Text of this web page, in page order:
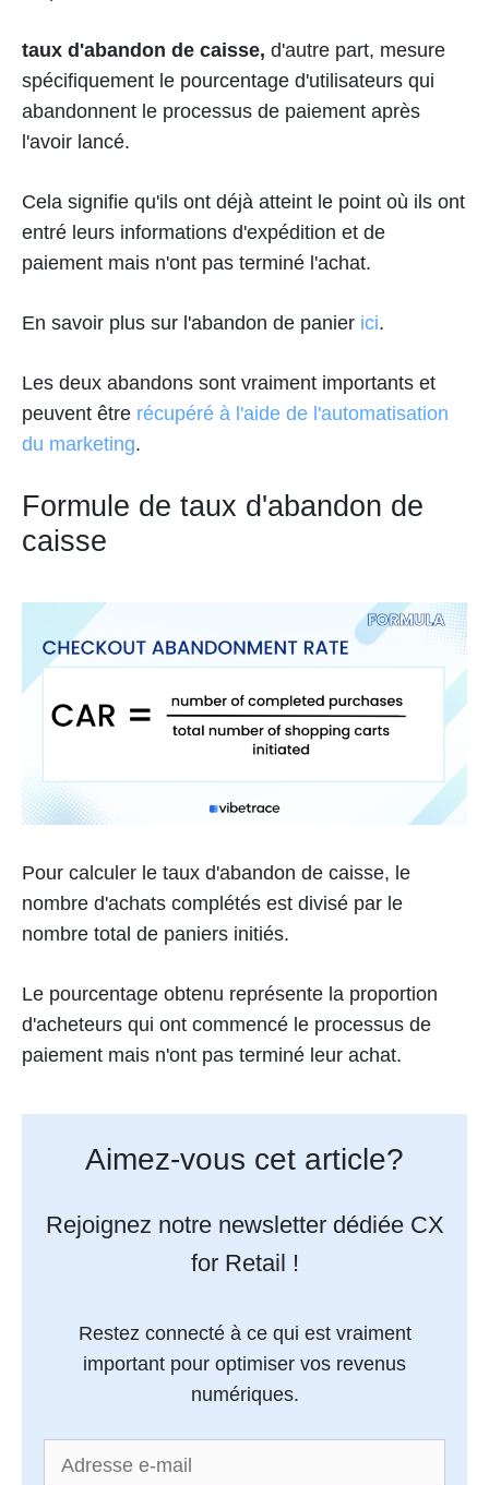
taux d'abandon de caisse, d'autre part, mesure
spécifiquement le pourcentage d'utilisateurs qui
abandonnent le processus de paiement après
l'avoir lancé.
Cela signifie qu'ils ont déjà atteint le point où ils ont
entré leurs informations d'expédition et de
paiement mais n'ont pas terminé l'achat.
En savoir plus sur l'abandon de panier ici.
Les deux abandons sont vraiment importants et
peuvent être récupéré à l'aide de l'automatisation
du marketing.
Formule de taux d'abandon de
caisse
Pour calculer le taux d'abandon de caisse, le
nombre d'achats complétés est divisé par le
nombre total de paniers initiés.
Le pourcentage obtenu représente la proportion
d'acheteurs qui ont commencé le processus de
paiement mais n'ont pas terminé leur achat.
Aimez-vous cet article?
Rejoignez notre newsletter dédiée CX
for Retail !
Restez connecté à ce qui est vraiment
important pour optimiser vos revenus
numériques.